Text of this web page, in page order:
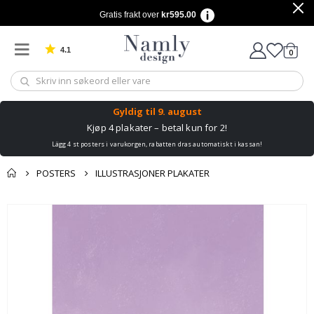
Gratis frakt over kr595.00
4.1 Basert på 1029 stemmer 0varer
Gyldig til 9. august
Kjøp 4 plakater – betal kun for 2!
Lägg 4 st posters i varukorgen, rabatten dras automatiskt i kassan!
POSTERS ILLUSTRASJONER PLAKATER
Andre kjøpte